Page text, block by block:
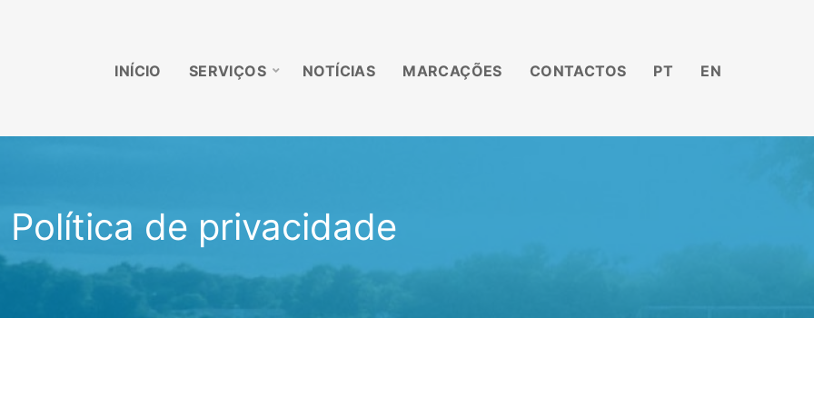
INÍCIO SERVIÇOS NOTÍCIAS MARCAÇÕES CONTACTOS PT EN
Política de privacidade